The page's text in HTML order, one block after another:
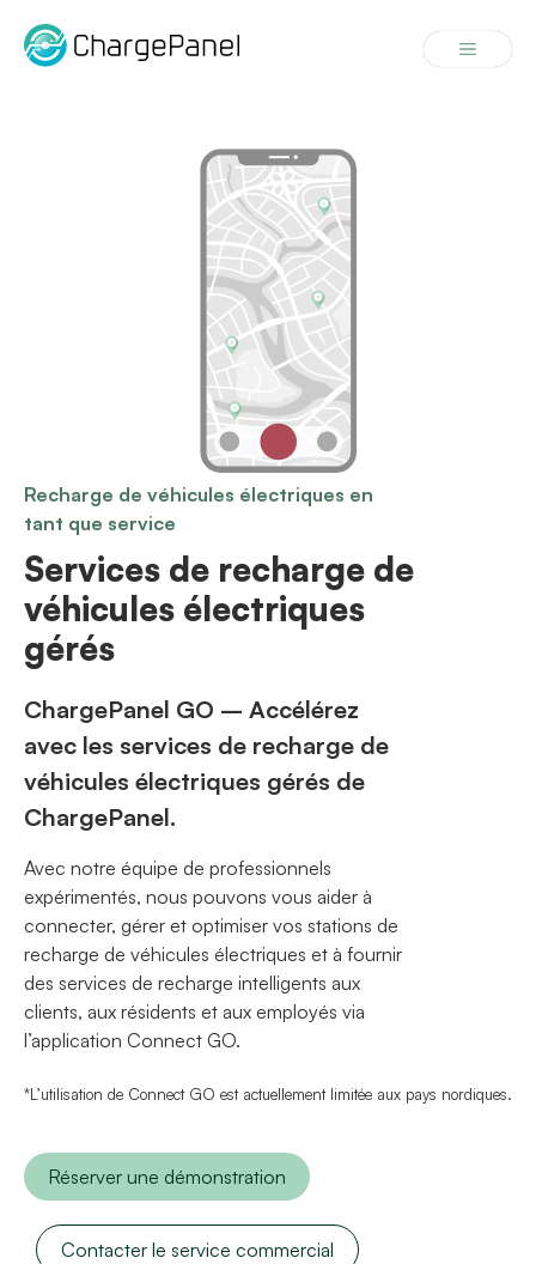
contenu
Menu
Recharge de véhicules électriques en
tant que service
Services de recharge de
véhicules électriques
gérés
ChargePanel GO – Accélérez
avec les services de recharge de
véhicules électriques gérés de
ChargePanel.
Avec notre équipe de professionnels
expérimentés, nous pouvons vous aider à
connecter, gérer et optimiser vos stations de
recharge de véhicules électriques et à fournir
des services de recharge intelligents aux
clients, aux résidents et aux employés via
l’application Connect GO.
*L’utilisation de Connect GO est actuellement limitée aux pays nordiques.
Réserver une démonstration
Contacter le service commercial